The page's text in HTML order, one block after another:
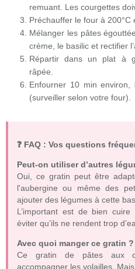
remuant. Les courgettes
Préchauffer le four à 200°C
Mélanger les pâtes
crème, le basilic et rectifier
Répartir dans un plat à
râpée.
Enfourner 10 min
(surveiller selon votre four).
❓ FAQ : Vos questions
Peut-on utiliser d’autres
Oui, ce gratin peut être
l'aubergine ou même des
ajouter des légumes à cette
L’important est de bien
éviter qu’ils ne rendent trop
Avec quoi manger ce gratin ?
Ce gratin de pâtes aux
accompagner les volailles.